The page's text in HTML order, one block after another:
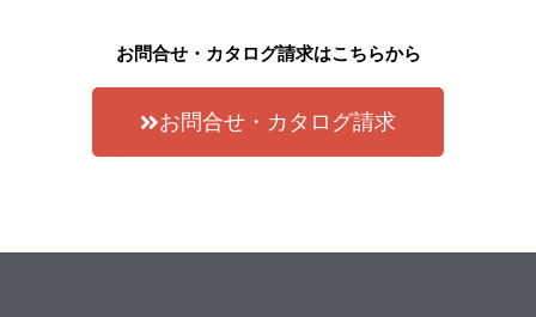
お問合せ・カタログ請求はこちらから
お問合せ・カタログ請求